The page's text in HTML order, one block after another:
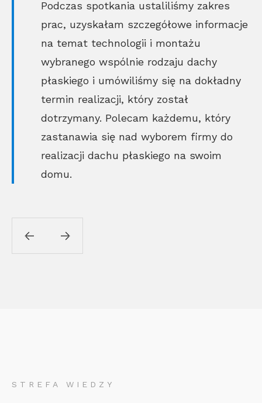
Podczas spotkania ustaliliśmy zakres
prac, uzyskałam szczegółowe informacje
na temat technologii i montażu
wybranego wspólnie rodzaju dachy
płaskiego i umówiliśmy się na dokładny
termin realizacji, który został
dotrzymany. Polecam każdemu, który
zastanawia się nad wyborem firmy do
realizacji dachu płaskiego na swoim
domu.
STREFA WIEDZY